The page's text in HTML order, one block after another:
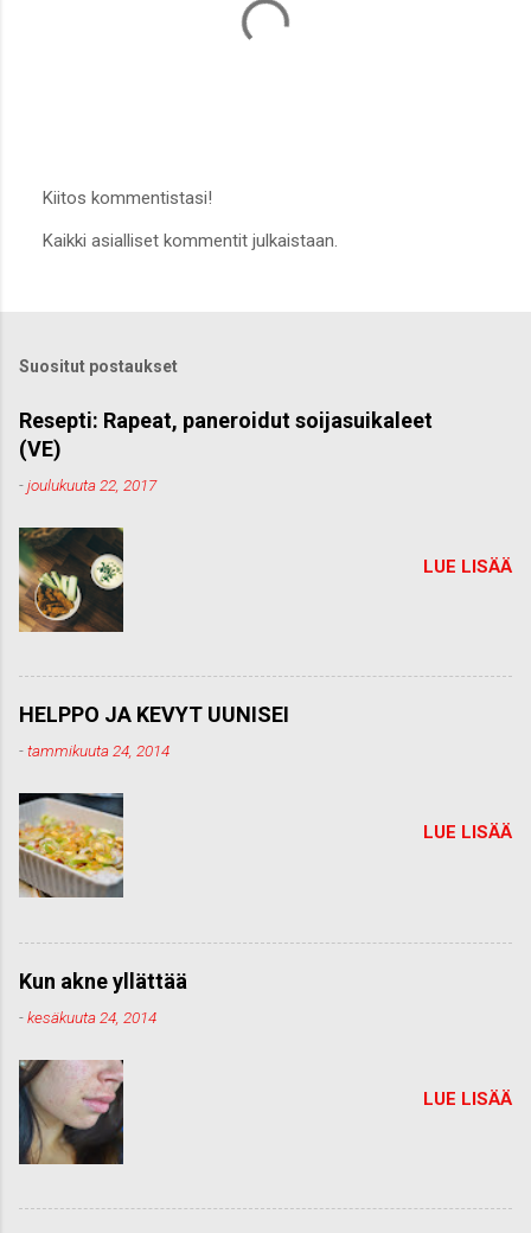
ä
o
m
e
n
t
Kiitos kommentistasi!
Kaikki asialliset kommentit julkaistaan.
Suositut postaukset
Resepti: Rapeat, paneroidut soijasuikaleet
(VE)
-joulukuuta 22, 2017
LUE LISÄÄ
HELPPO JA KEVYT UUNISEI
-tammikuuta 24, 2014
LUE LISÄÄ
Kun akne yllättää
-kesäkuuta 24, 2014
LUE LISÄÄ